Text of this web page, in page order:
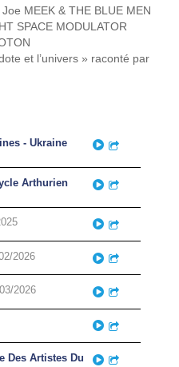
MEEK & THE BLUE MEN
SPACE MODULATOR
et l’univers » raconté par
- Ukraine
Play
Arthurien
Play
Play
2026 Play
2026 Play
Play
Des Artistes Du
Play